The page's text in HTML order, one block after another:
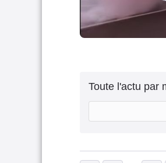
Toute l'actu par